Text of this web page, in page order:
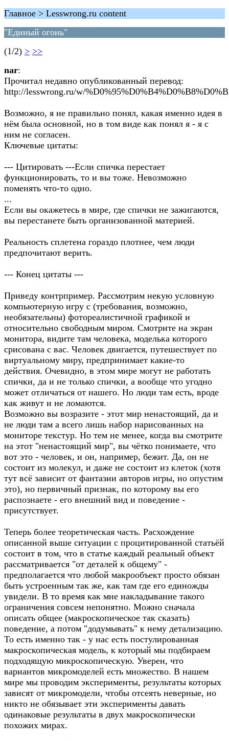
Главное > Lesswrong.ru content
"Единый огонь"
(1/2) > >>
nar:
Прочитал недавно опубликованный перевод:
http://lesswrong.ru/w/
Возможно, я не правильно понял, какая именно идея в
нём была основной, но в том виде как понял я - я с
ним не согласен.
Ключевые цитаты:
--- Цитировать ---Если спичка перестает
функционировать, то и вы тоже. Невозможно
поменять что-то одно.
...
Если вы окажетесь в мире, где спички не зажигаются,
вы перестанете быть организованной материей.
Реальность сплетена гораздо плотнее, чем люди
предпочитают верить.
--- Конец цитаты ---
Приведу контрпример. Рассмотрим некую условную
компьютерную игру с (требования, возможно,
необязательны) фотореалистичной графикой и
относительно свободным миром. Смотрите на экран
монитора, видите там человека, моделька которого
срисована с вас. Человек двигается, путешествует по
виртуальному миру, предпринимает какие-то
действия. Очевидно, в этом мире могут не работать
спички, да и не только спички, а вообще что угодно
может отличаться от нашего. Но люди там есть, вроде
как живут и не ломаются.
Возможно вы возразите - этот мир ненастоящий, да и
не люди там а всего лишь набор нарисованных на
мониторе текстур. Но тем не менее, когда вы смотрите
на этот "ненастоящий мир", вы чётко понимаете, что
вот это - человек, и он, например, бежит. Да, он не
состоит из молекул, и даже не состоит из клеток (хотя
тут всё зависит от фантазии авторов игры, но опустим
это), но первичный признак, по которому вы его
распознаете - его внешний вид и поведение -
присутствует.
Теперь более теоретическая часть. Расхождение
описанной выше ситуации с процитированной статьёй
состоит в том, что в статье каждый реальный объект
рассматривается "от деталей к общему" -
предполагается что любой макрообъект просто обязан
быть устроенным так же, как там где его единожды
увидели. В то время как мне накладывание такого
ограничения совсем непонятно. Можно сначала
описать общее (макроскопическое так сказать)
поведение, а потом "додумывать" к нему детализацию.
То есть именно так - у нас есть постулированная
макроскопическая модель, к который мы подбираем
подходящую микроскопическую. Уверен, что
вариантов микромоделей есть множество. В нашем
мире мы проводим эксперименты, результаты которых
зависят от микромодели, чтобы отсеять неверные, но
никто не обязывает эти эксперименты давать
одинаковые результаты в двух макроскопически
похожих мирах.